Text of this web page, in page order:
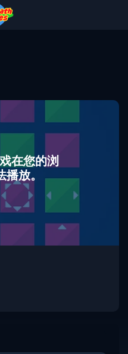
在您的浏
放。